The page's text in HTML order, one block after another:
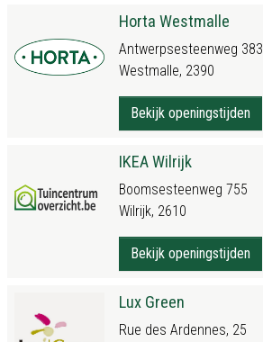
Horta Westmalle
Antwerpsesteenweg 383
Westmalle, 2390
Bekijk openingstijden
IKEA Wilrijk
Boomsesteenweg 755
Wilrijk, 2610
Bekijk openingstijden
Lux Green
Rue des Ardennes, 25